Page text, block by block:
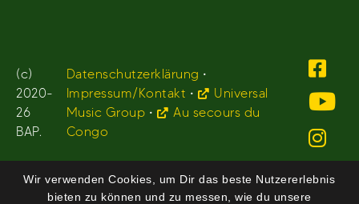
(c)
2020-
26
BAP.
Datenschutzerklärung •
Impressum/Kontakt •
Universal
Music Group •
Au secours du
Congo
Wir verwenden Cookies, um Dir das beste Nutzererlebnis
bieten zu können und zu messen, wie du unsere